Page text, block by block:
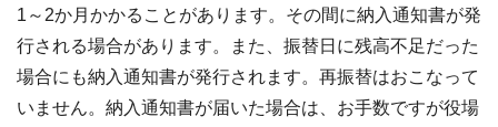
1～2か月かかることがあります。その間に納入通知書が発
行される場合があります。また、振替日に残高不足だった
場合にも納入通知書が発行されます。再振替はおこなって
いません。納入通知書が届いた場合は、お手数ですが役場